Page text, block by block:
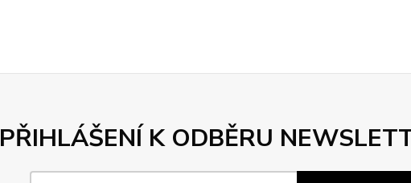
PŘIHLÁŠENÍ K ODBĚRU